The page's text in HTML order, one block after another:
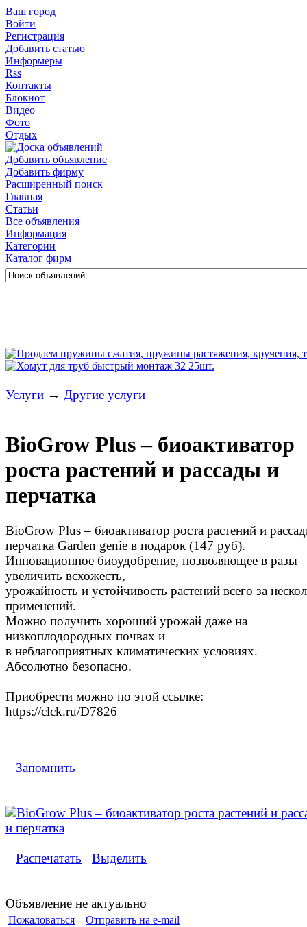
Ваш город
Войти
Регистрация
Добавить статью
Информеры
Rss
Контакты
Блокнот
Видео
Фото
Отдых
Добавить объявление
Добавить фирму
Расширенный поиск
Главная
Статьи
Все объявления
Информация
Категории
Каталог фирм
Услуги → Другие услуги
BioGrow Plus – биоактиватор
роста растений и рассады и
перчатка
BioGrow Plus – биоактиватор роста растений и
перчатка Garden genie в подарок (147 руб).
Инновационное биоудобрение, позволяющее в разы
увеличить всхожесть,
урожайность и устойчивость растений всего за
применений.
Можно получить хороший урожай даже на
низкоплодородных почвах и
в неблагоприятных климатических условиях.
Абсолютно безопасно.
Приобрести можно по этой ссылке:
https://clck.ru/D7826
Запомнить
Распечатать Выделить
Объявление не актуально
Пожаловаться Отправить на e-mail